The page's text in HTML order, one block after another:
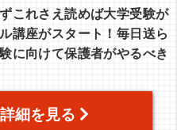
これさえ読めば大学受験が
講座がスタート！毎日送ら
に向けて保護者がやるべき
細を見る